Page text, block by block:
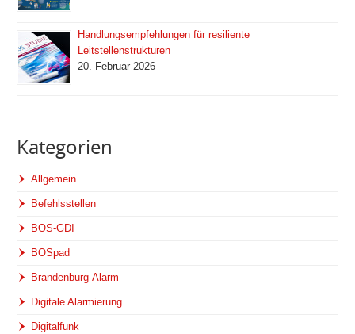
Handlungsempfehlungen für resiliente
Leitstellenstrukturen
20. Februar 2026
Kategorien
Allgemein
Befehlsstellen
BOS-GDI
BOSpad
Brandenburg-Alarm
Digitale Alarmierung
Digitalfunk